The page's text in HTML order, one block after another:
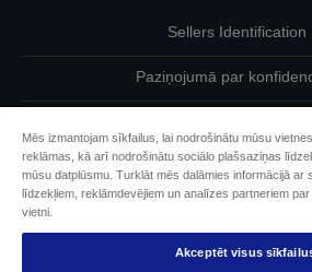
Sellers Identification
Paziņojumā par
Sazinieties ar mums par
Epson apņemšanās pieejamības
Mēs izmantojam sīkfailus, lai nodrošinātu mūsu
reklāmas, kā arī nodrošinātu sociālo plašsaziņas
mūsu datplūsmu. Turklāt mēs dalāmies informācijā ar
līdzekļiem, reklāmdevējiem un analīzes partneriem
vietni.
Akceptēt visus